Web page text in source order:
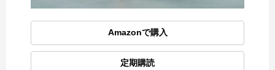
Amazonで購入
定期購読